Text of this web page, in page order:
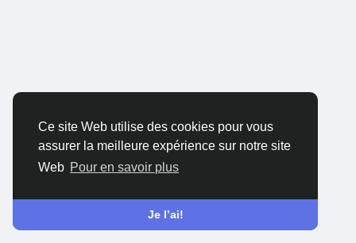
Ce site Web utilise des cookies pour vous
assurer la meilleure expérience sur notre site
Web Pour en savoir plus
Je l’ai!